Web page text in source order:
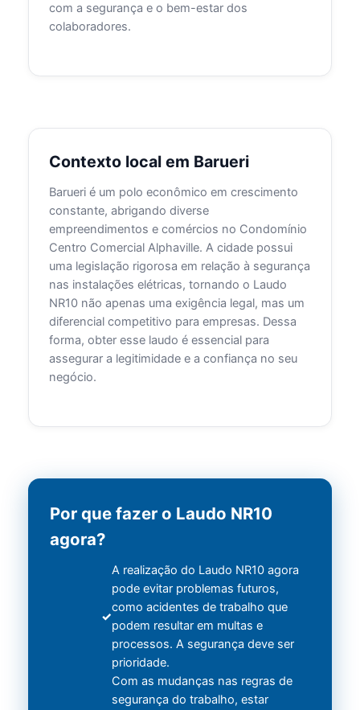
com a segurança e o bem-estar dos
colaboradores.
Contexto local em Barueri
Barueri é um polo econômico em crescimento
constante, abrigando diverse
empreendimentos e comércios no Condomínio
Centro Comercial Alphaville. A cidade possui
uma legislação rigorosa em relação à segurança
nas instalações elétricas, tornando o Laudo
NR10 não apenas uma exigência legal, mas um
diferencial competitivo para empresas. Dessa
forma, obter esse laudo é essencial para
assegurar a legitimidade e a confiança no seu
negócio.
Por que fazer o Laudo NR10
agora?
A realização do Laudo NR10 agora
pode evitar problemas futuros,
como acidentes de trabalho que
podem resultar em multas e
processos. A segurança deve ser
prioridade.
Com as mudanças nas regras de
segurança do trabalho, estar